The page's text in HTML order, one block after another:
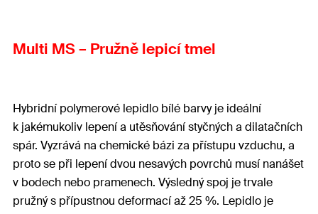
Multi MS – Pružně lepicí tmel
Hybridní polymerové lepidlo bílé barvy je ideální
k jakémukoliv lepení a utěsňování styčných a dilatačních
spár. Vyzrává na chemické bázi za přístupu vzduchu, a
proto se při lepení dvou nesavých povrchů musí nanášet
v bodech nebo pramenech. Výsledný spoj je trvale
pružný s přípustnou deformací až 25 %. Lepidlo je